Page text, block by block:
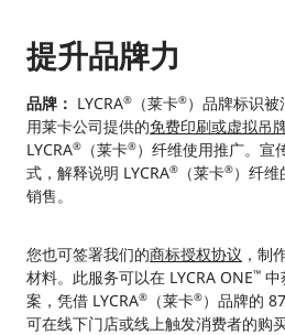
提升品牌力
品牌： LYCRA® （莱卡®）品牌标识
用莱卡公司提供的免费印刷或虚拟吊
LYCRA® （莱卡®）纤维使用推广。宣
式，解释说明 LYCRA® （莱卡®）纤
销售。
您也可签署我们的商标授权协议 ，制
材料。此服务可以在 LYCRA ONE™ 中
案，凭借 LYCRA® （莱卡®）品牌的
可在线下门店或线上触发消费者的购